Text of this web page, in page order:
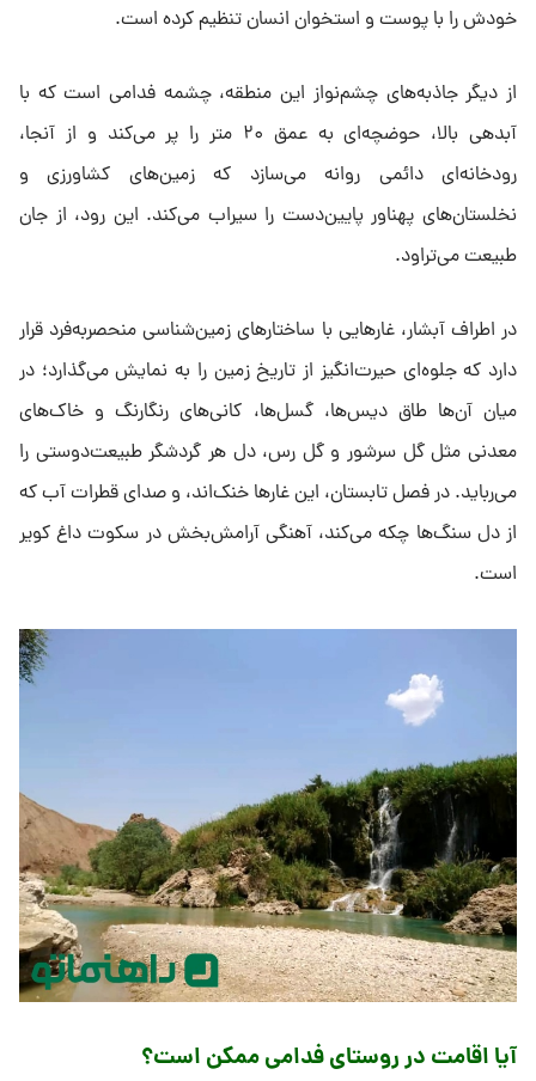
خودش را با پوست و استخوان انسان تنظیم کرده است.
از دیگر جاذبه‌های چشم‌نواز این منطقه، چشمه فدامی است که با
آبدهی بالا، حوضچه‌ای به عمق ۲۰ متر را پر می‌کند و از آنجا،
رودخانه‌ای دائمی روانه می‌سازد که زمین‌های کشاورزی و
نخلستان‌های پهناور پایین‌دست را سیراب می‌کند. این رود، از جان
طبیعت می‌تراود.
در اطراف آبشار، غارهایی با ساختارهای زمین‌شناسی منحصربه‌فرد قرار
دارد که جلوه‌ای حیرت‌انگیز از تاریخ زمین را به نمایش می‌گذارد؛ در
میان آن‌ها طاق دیس‌ها، گسل‌ها، کانی‌های رنگارنگ و خاک‌های
معدنی مثل گل سرشور و گل رس، دل هر گردشگر طبیعت‌دوستی را
می‌رباید. در فصل تابستان، این غارها خنک‌اند، و صدای قطرات آب که
از دل سنگ‌ها چکه می‌کند، آهنگی آرامش‌بخش در سکوت داغ کویر
است.
آیا اقامت در روستای فدامی ممکن است؟